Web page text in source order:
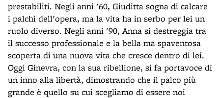
prestabiliti. Negli anni '60, Giuditta sogna di calcare
i palchi dell'opera, ma la vita ha in serbo per lei un
ruolo diverso. Negli anni '90, Anna si destreggia tra
il successo professionale e la bella ma spaventosa
scoperta di una nuova vita che cresce dentro di lei.
Oggi Ginevra, con la sua ribellione, si fa portavoce di
un inno alla libertà, dimostrando che il palco più
grande è quello su cui scegliamo di essere noi